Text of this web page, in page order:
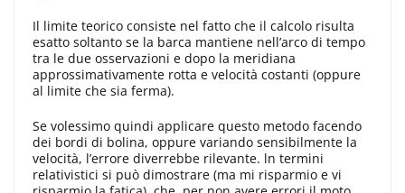
Il limite teorico consiste nel fatto che il calcolo risulta
esatto soltanto se la barca mantiene nell’arco di tem­po
tra le due osservazioni e dopo la meridiana
approssimativamente rotta e velocità costanti (oppure
al limite che sia ferma).
Se volessimo quindi applicare questo metodo facendo
dei bordi di bolina, oppure variando sen­sibilmente la
velocità, l’errore diver­rebbe rilevante. ln termini
relativistici si può dimostrare (ma mi risparmio e vi